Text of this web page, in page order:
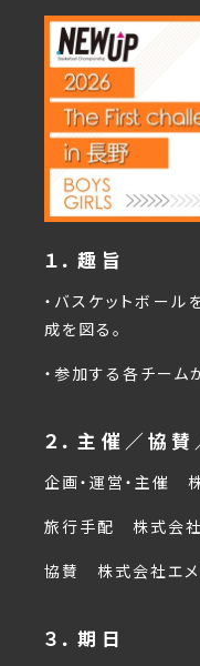
１．趣旨
・バスケットボー
成を図る。
・参加する各チーム
２．主催／協
企画・運営・主催
旅行手配 株式会社
協賛 株式会社エメ
３．期日